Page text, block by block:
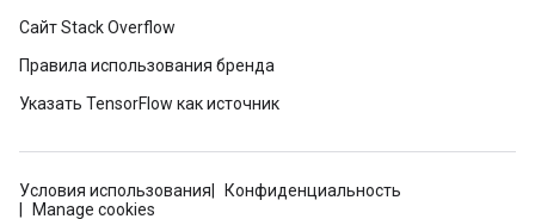
Сайт Stack Overflow
Правила использования бренда
Указать TensorFlow как источник
Условия использования
Конфиденциальность
Manage cookies